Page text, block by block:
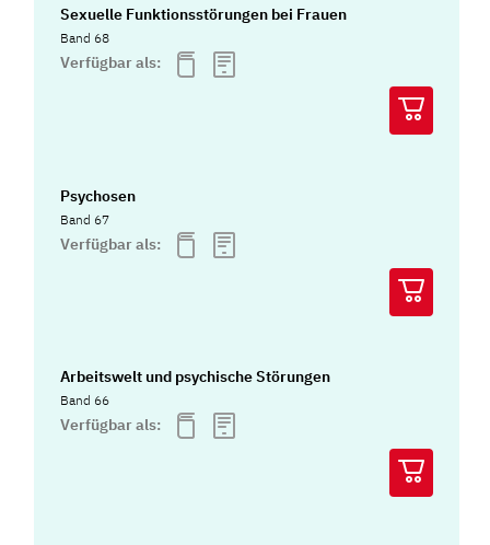
Sexuelle Funktionsstörungen bei Frauen
Band 68
Verfügbar als:
Psychosen
Band 67
Verfügbar als:
Arbeitswelt und psychische Störungen
Band 66
Verfügbar als: